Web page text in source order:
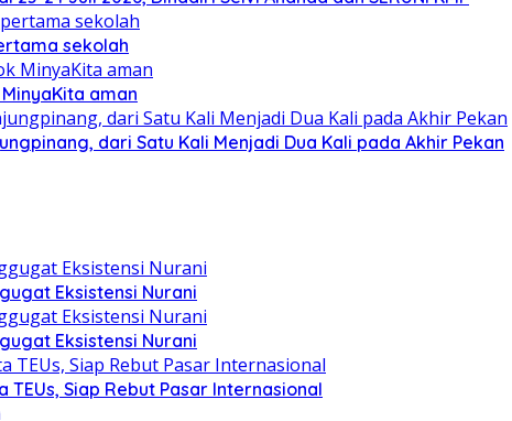
sekolah
aman
dari Satu Kali Menjadi Dua Kali pada Akhir Pekan
Eksistensi Nurani
Eksistensi Nurani
Siap Rebut Pasar Internasional